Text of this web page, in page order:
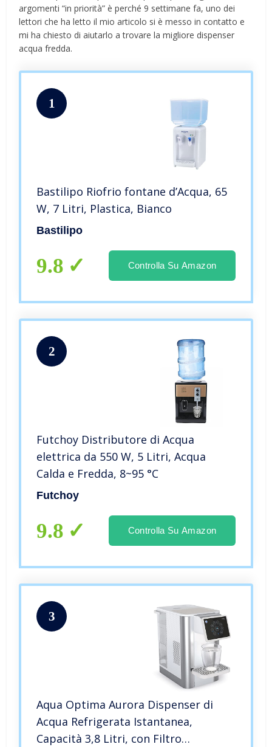
argomenti “in priorità” è perché 9 settimane fa, uno dei
lettori che ha letto il mio articolo si è messo in contatto e
mi ha chiesto di aiutarlo a trovare la migliore dispenser
acqua fredda.
1
Bastilipo Riofrio fontane d’Acqua, 65
W, 7 Litri, Plastica, Bianco
Bastilipo
9.8 Controlla Su Amazon
2
Futchoy Distributore di Acqua
elettrica da 550 W, 5 Litri, Acqua
Calda e Fredda, 8~95 °C
Futchoy
9.8 Controlla Su Amazon
3
Aqua Optima Aurora Dispenser di
Acqua Refrigerata Istantanea,
Capacità 3,8 Litri, con Filtro